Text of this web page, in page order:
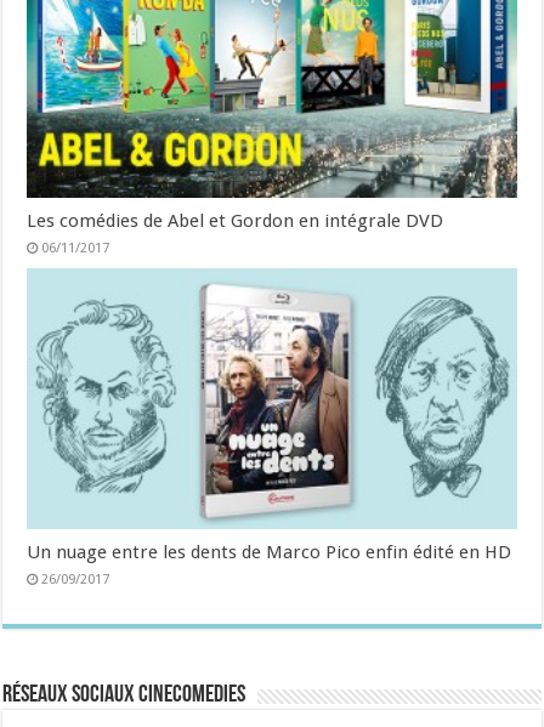
Les comédies de Abel et Gordon en intégrale DVD
06/11/2017
Un nuage entre les dents de Marco Pico enfin édité en HD
26/09/2017
Réseaux sociaux CineComedies